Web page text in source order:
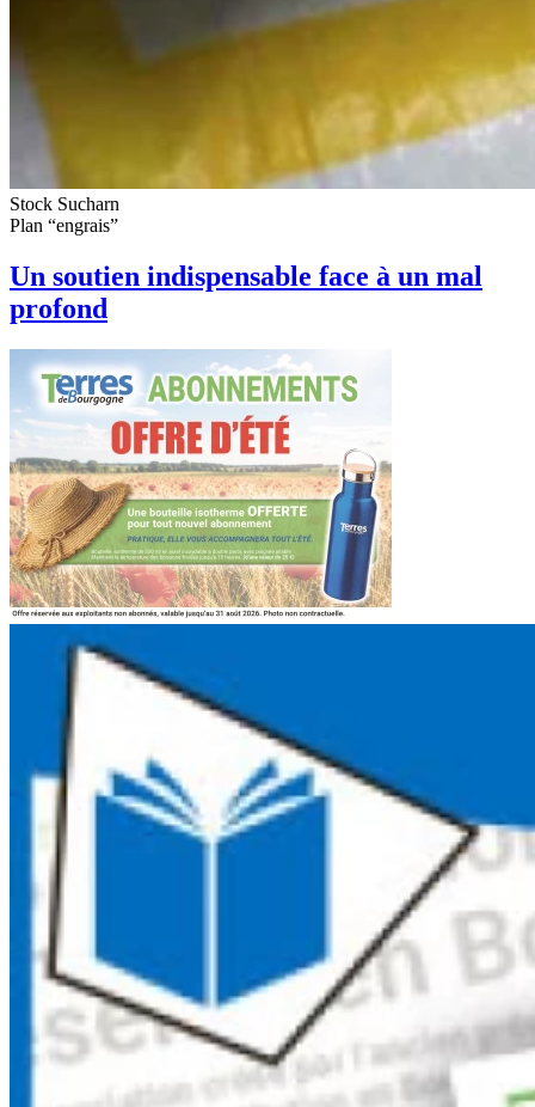
Stock Sucharn
Plan “engrais”
Un soutien indispensable face à un mal
profond